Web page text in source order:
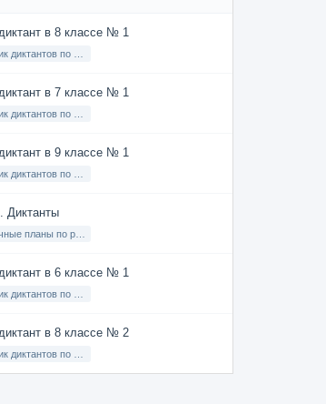
в 8 классе № 1
в 7 классе № 1
в 9 классе № 1
Диктанты
в 6 классе № 1
в 8 классе № 2